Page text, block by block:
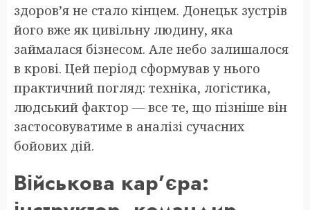
здоров’я не стало кінцем. Донецьк зустрів
його вже як цивільну людину, яка
займалася бізнесом. Але небо залишалося
в крові. Цей період сформував у нього
практичний погляд: техніка, логістика,
людський фактор — все те, що пізніше він
застосовуватиме в аналізі сучасних
бойових дій.
Військова кар’єра: